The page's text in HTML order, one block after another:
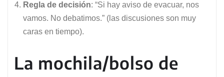
Regla de decisión: “Si hay aviso de evacuar, nos
vamos. No debatimos.” (las discusiones son muy
caras en tiempo).
La mochila/bolso de